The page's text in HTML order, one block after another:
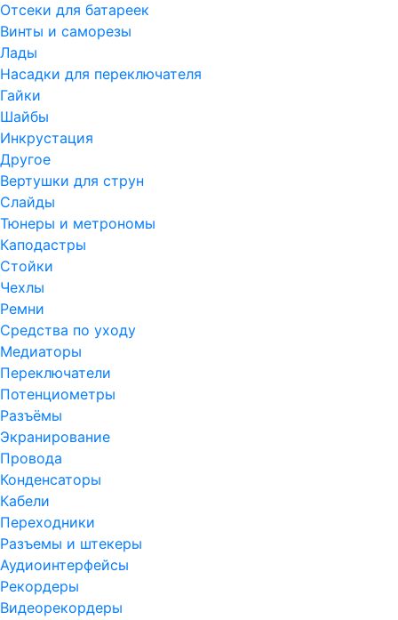
Отсеки для батареек
Винты и саморезы
Лады
Насадки для переключателя
Гайки
Шайбы
Инкрустация
Другое
Вертушки для струн
Слайды
Тюнеры и метрономы
Каподастры
Стойки
Чехлы
Ремни
Средства по уходу
Медиаторы
Переключатели
Потенциометры
Разъёмы
Экранирование
Провода
Конденсаторы
Кабели
Переходники
Разъемы и штекеры
Аудиоинтерфейсы
Рекордеры
Видеорекордеры